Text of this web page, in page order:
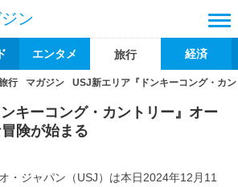
ン
エンタメ 旅行 経済
行 マガジン USJ新エリア『ドンキーコング・カ
キーコング・カントリー』オー
険が始まる
・ジャパン（USJ）は本日2024年12月11